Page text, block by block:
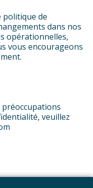
de
dans nos
opérationnelles,
vous encourageons
préoccupations
veuillez